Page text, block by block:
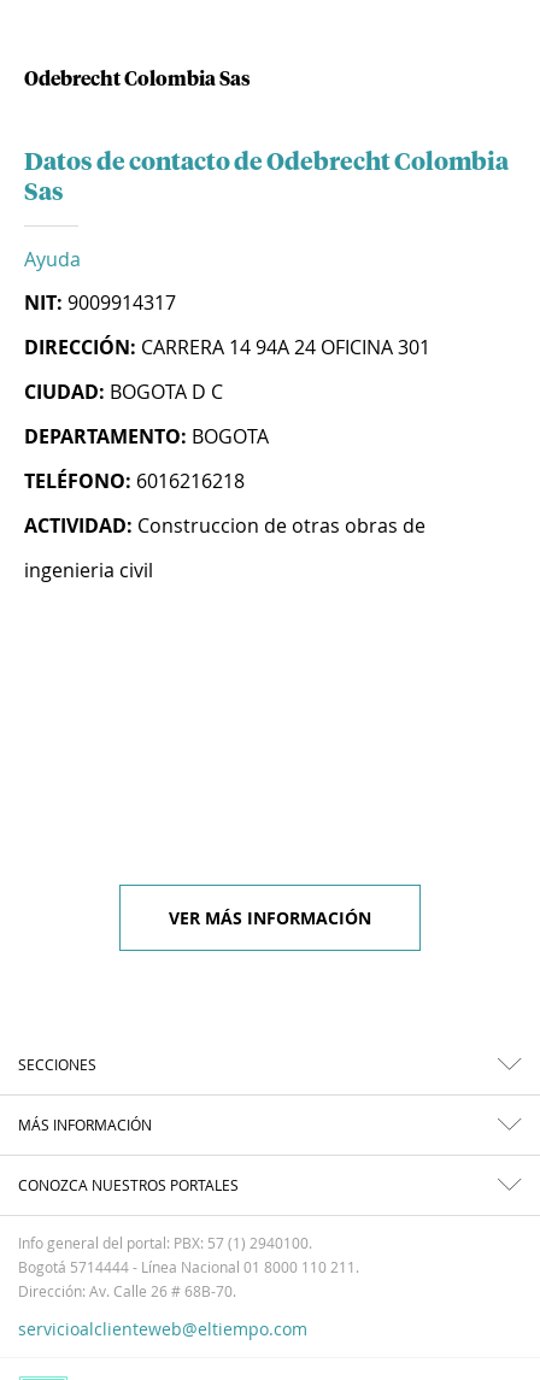
Odebrecht Colombia Sas
Datos de contacto de Odebrecht Colombia
Sas
Ayuda
NIT: 9009914317
DIRECCIÓN: CARRERA 14 94A 24 OFICINA 301
CIUDAD: BOGOTA D C
DEPARTAMENTO: BOGOTA
TELÉFONO: 6016216218
ACTIVIDAD: Construccion de otras obras de
ingenieria civil
VER MÁS INFORMACIÓN
SECCIONES
MÁS INFORMACIÓN
CONOZCA NUESTROS PORTALES
Info general del portal: PBX: 57 (1) 2940100.
Bogotá 5714444 - Línea Nacional 01 8000 110 211.
Dirección: Av. Calle 26 # 68B-70.
servicioalclienteweb@eltiempo.com